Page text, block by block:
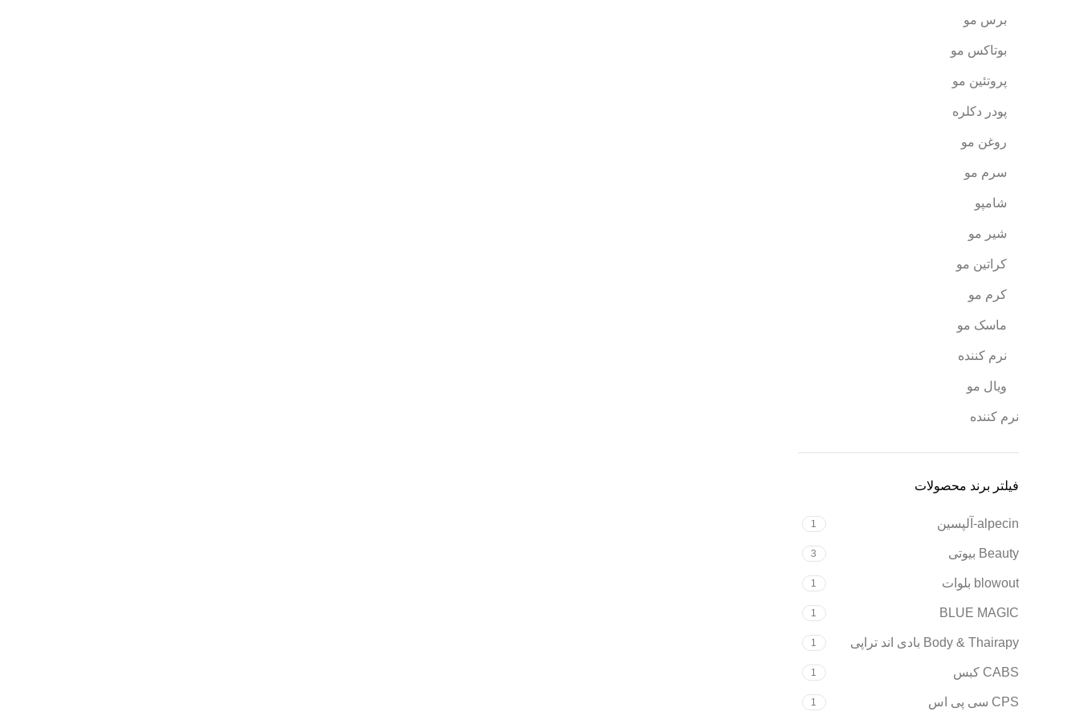
برس مو
بوتاکس مو
پروتئین مو
پودر دکلره
روغن مو
سرم مو
شامپو
شیر مو
کراتین مو
کرم مو
ماسک مو
نرم کننده
ویال مو
نرم کننده
فیلتر برند محصولات
alpecin-آلپسین 1
Beauty بیوتی 3
blowout بلوات 1
BLUE MAGIC
1
Body & Thairapy بادی اند تراپی 1
CABS کبس 1
CPS سی پی اس 1